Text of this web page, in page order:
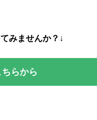
みませんか？↓
らから